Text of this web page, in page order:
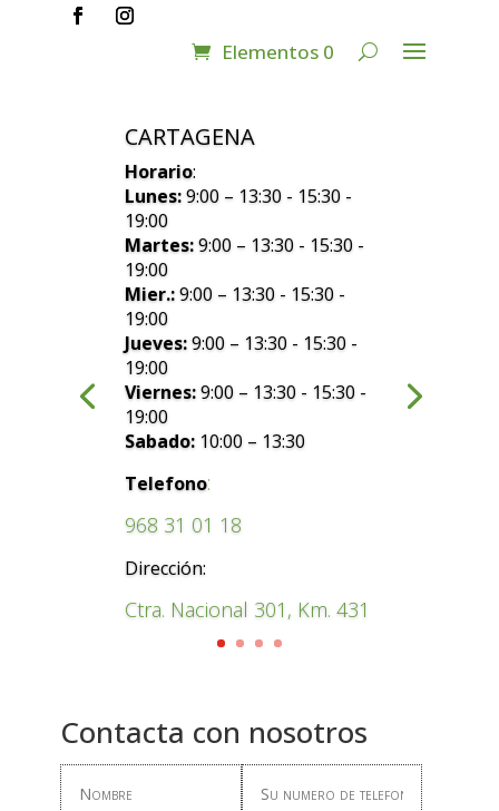
Elementos 0
CARTAGENA
Horario:
Lunes:9:00 – 13:30 - 15:30 -
19:00
Martes:9:00 – 13:30 - 15:30 -
19:00
Mier.:9:00 – 13:30 - 15:30 -
19:00
Jueves:9:00 – 13:30 - 15:30 -
19:00
Viernes:9:00 – 13:30 - 15:30 -
19:00
Sabado: 10:00 – 13:30
Telefono:
968 31 01 18
Dirección:
Ctra. Nacional 301, Km. 431
Contacta con nosotros